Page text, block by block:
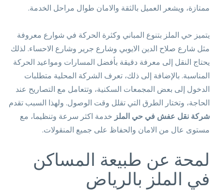
ممتازة، ويشعر العميل بالثقة والامان طوال مراحل الخدمة.
يتميز حي الملز بتنوع المباني وكثرة الحركة في شوارع معروفة
مثل شارع صلاح الدين الايوبي وشارع جرير وشارع الاحساء. لذلك
يحتاج النقل إلى معرفة دقيقة بأفضل المسارات ومواعيد الحركة
المناسبة. بالإضافة إلى ذلك، تعرف الشركة المحلية متطلبات
الدخول إلى بعض المجمعات السكنية، وتتعامل مع التصاريح عند
الحاجة، وتختار الطرق التي تقلل وقت الوصول. ولهذا السبب تقدم
شركة نقل عفش في حي الملز خدمة اكثر سرعة وتنظيما، مع
مستوى عال من الامان والحفاظ على جميع المنقولات.
لمحة عن طبيعة المساكن
في الملز بالرياض